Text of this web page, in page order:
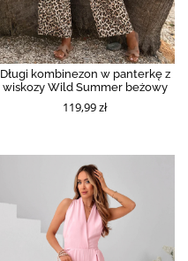
Długi kombinezon w panterkę z
wiskozy Wild Summer beżowy
119,99 zł